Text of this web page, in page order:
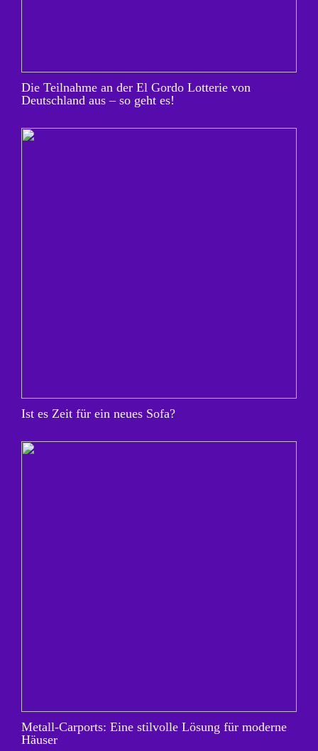
Die Teilnahme an der El Gordo Lotterie von
Deutschland aus – so geht es!
Ist es Zeit für ein neues Sofa?
Metall-Carports: Eine stilvolle Lösung für moderne
Häuser